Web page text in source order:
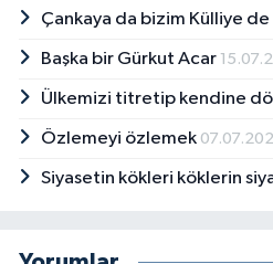
Çankaya da bizim Külliye de
Başka bir Gürkut Acar
Ülkemizi titretip kendine
Özlemeyi özlemek
Siyasetin kökleri köklerin